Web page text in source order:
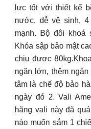
lực tốt với thiết kế
nước, dễ vệ sinh,
mạnh. Bộ đôi khoá
Khóa sập bảo mật
chịu được
ngăn lớn, thêm
tâm là chế độ bảo
ngày đó 2. Vali
hãng vali này đã
nào muốn sắm 1